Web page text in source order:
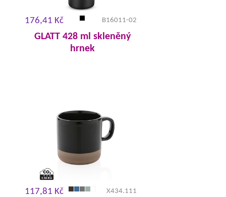
176,41 Kč B16011-02
GLATT 428 ml skleněný
hrnek
117,81 Kč X434.111